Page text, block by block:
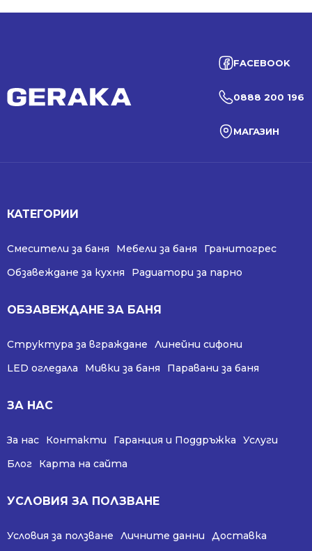
FACEBOOK
0888 200 196
МАГАЗИН
КАТЕГОРИИ
Смесители за баня Мебели за баня
Гранитогрес
Обзавеждане за кухня
Радиатори за парно
ОБЗАВЕЖДАНЕ ЗА БАНЯ
Структура за вграждане
Линейни сифони
LED огледала
Мивки за баня Паравани за баня
ЗА НАС
За нас Контакти Гаранция и Поддръжка
Услуги
Блог
Карта на сайта
УСЛОВИЯ ЗА ПОЛЗВАНЕ
Условия за ползване Личните данни Доставка